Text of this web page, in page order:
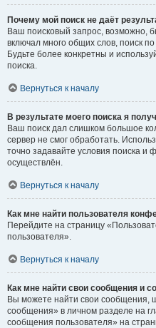
Почему мой поиск не даёт
Ваш поисковый запрос, возможно,
включал много общих слов, поиск
Будьте более конкретны и
поиска.
Вернуться к началу
В результате моего поиска я
Ваш поиск дал слишком большое
сервер не смог обработать.
точно задавайте условия поиска
осуществлён.
Вернуться к началу
Как мне найти пользователя
Перейдите на страницу
пользователя».
Вернуться к началу
Как мне найти свои сообщения и
Вы можете найти свои сообщения,
сообщения» в личном разделе на
сообщения пользователя» на